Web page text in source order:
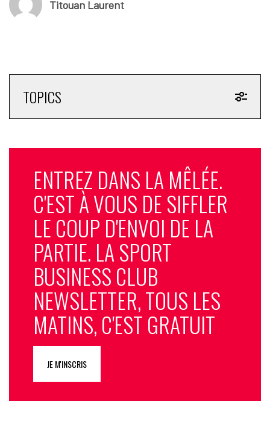
Titouan Laurent
TOPICS
ENTREZ DANS LA MÊLÉE.
C'EST À VOUS DE SIFFLER
LE COUP D'ENVOI DE LA
PARTIE. LA SPORT
BUSINESS CLUB
NEWSLETTER, TOUS LES
MATINS, C'EST GRATUIT
JE M'INSCRIS